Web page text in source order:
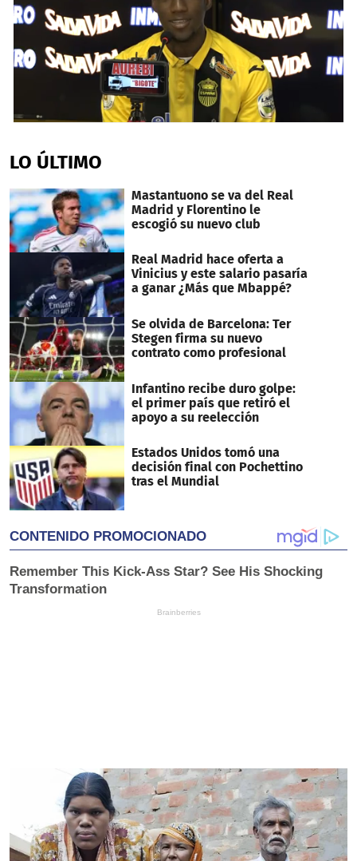
of
1
10
seconds
LO ÚLTIMO
Mastantuono se va del Real
Madrid y Florentino le
escogió su nuevo club
Real Madrid hace oferta a
Vinicius y este salario pasaría
a ganar ¿Más que Mbappé?
Se olvida de Barcelona: Ter
Stegen firma su nuevo
contrato como profesional
Infantino recibe duro golpe:
el primer país que retiró el
apoyo a su reelección
Estados Unidos tomó una
decisión final con Pochettino
tras el Mundial